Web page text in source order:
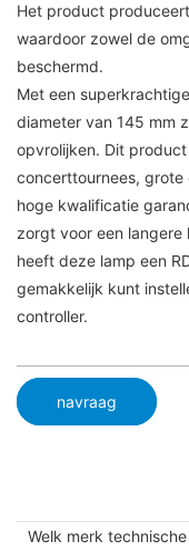
Het product
waardoor zowel de
beschermd.
Met een
diameter van 145 mm
opvrolijken. Dit
concerttournees,
hoge kwalificatie
zorgt voor een langere
heeft deze lamp een
gemakkelijk kunt
controller.
navraag
Welk merk